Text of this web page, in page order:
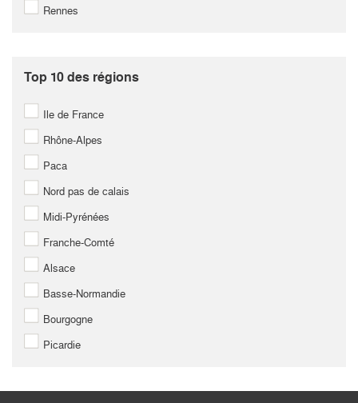
Rennes
Top 10 des régions
Ile de France
Rhône-Alpes
Paca
Nord pas de calais
Midi-Pyrénées
Franche-Comté
Alsace
Basse-Normandie
Bourgogne
Picardie